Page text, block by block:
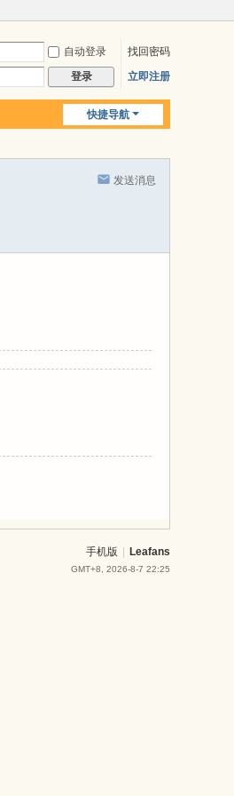
自动登录
找回密码
登录 立即注册
快捷导航
发送消息
手机版 Leafans
GMT+8, 2026-8-7 22:25